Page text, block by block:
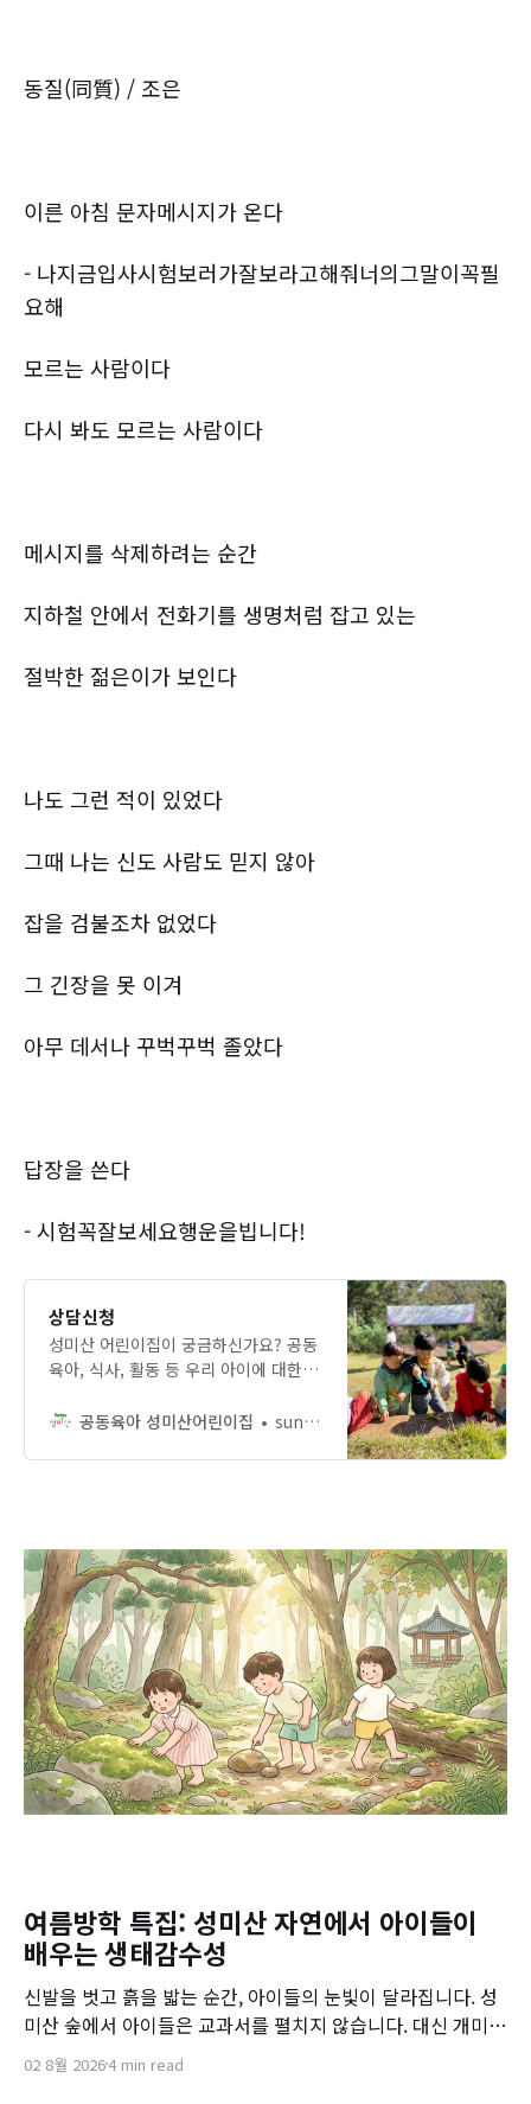
동질(同質) / 조은
이른 아침 문자메시지가 온다
- 나지금입사시험보러가잘보라고해줘너의그말이꼭필
요해
모르는 사람이다
다시 봐도 모르는 사람이다
메시지를 삭제하려는 순간
지하철 안에서 전화기를 생명처럼 잡고 있는
절박한 젊은이가 보인다
나도 그런 적이 있었다
그때 나는 신도 사람도 믿지 않아
잡을 검불조차 없었다
그 긴장을 못 이겨
아무 데서나 꾸벅꾸벅 졸았다
답장을 쓴다
- 시험꼭잘보세요행운을빕니다!
상담신청
성미산 어린이집이 궁금하신가요? 공동
육아, 식사, 활동 등 우리 아이에 대한
세요.공동육아 성미산어린이집 sungmisankids
여름방학 특집: 성미산 자연에서 아이들이
배우는 생태감수성
신발을 벗고 흙을 밟는 순간, 아이들의 눈빛이 달라집니다. 성
미산 숲에서 아이들은 교과서를 펼치지 않습니다. 대신 개미의
발걸음을 따라가고, 이슬의 무게를 느낍니다. 자연 속에 온전
히 머물 때, 생태감수성은 저절로 자라납니다.
02 8월 20264 min read